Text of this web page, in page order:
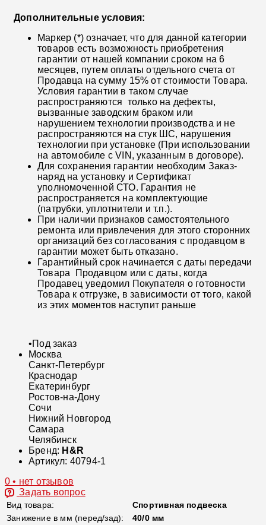
Дополнительные условия:
Маркер (*) означает, что для данной категории
товаров есть возможность приобретения
гарантии от нашей компании сроком на 6
месяцев, путем оплаты отдельного счета от
Продавца на сумму 15% от стоимости Товара.
Условия гарантии в таком случае
распространяются только на дефекты,
вызванные заводским браком или
нарушением технологии производства и не
распространяются на стук ШС, нарушения
технологии при установке (При использовании
на автомобиле с VIN, указанным в договоре).
Для сохранения гарантии необходим Заказ-
наряд на установку и Сертификат
уполномоченной СТО. Гарантия не
распространяется на комплектующие
(патрубки, уплотнители и т.п.).
При наличии признаков самостоятельного
ремонта или привлечения для этого сторонних
организаций без согласования с продавцом в
гарантии может быть отказано.
Гарантийный срок начинается с даты передачи
Товара Продавцом или с даты, когда
Продавец уведомил Покупателя о готовности
Товара к отгрузке, в зависимости от того, какой
из этих моментов наступит раньше
•Под заказ
Москва
Санкт-Петербург
Краснодар
Екатеринбург
Ростов-на-Дону
Сочи
Нижний Новгород
Самара
Челябинск
Бренд: H&R
Артикул: 40794-1
0 • нет отзывов
Задать вопрос
Вид товара:
Спортивная подвеска
Занижение в мм (перед/зад):
40/0 мм